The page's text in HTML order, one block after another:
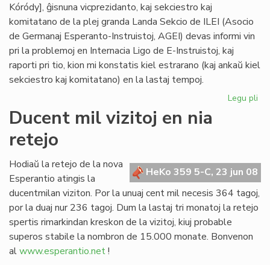
Kóródy], ĝisnuna vicprezidanto, kaj sekciestro kaj
komitatano de la plej granda Landa Sekcio de ILEI (Asocio
de Germanaj Esperanto-Instruistoj, AGEI) devas informi vin
pri la problemoj en Internacia Ligo de E-Instruistoj, kaj
raporti pri tio, kion mi konstatis kiel estrarano (kaj ankaŭ kiel
sekciestro kaj komitatano) en la lastaj tempoj.
Legu pli
Ducent mil vizitoj en nia
retejo
HeKo 359 5-C, 23 jun 08
Hodiaŭ la retejo de la nova
Esperantio atingis la
ducentmilan viziton. Por la unuaj cent mil necesis 364 tagoj,
por la duaj nur 236 tagoj. Dum la lastaj tri monatoj la retejo
spertis rimarkindan kreskon de la vizitoj, kiuj probable
superos stabile la nombron de 15.000 monate. Bonvenon
alwww.esperantio.net!